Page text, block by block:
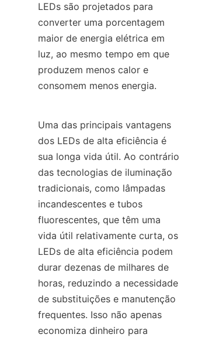
LEDs são projetados para
converter uma porcentagem
maior de energia elétrica em
luz, ao mesmo tempo em que
produzem menos calor e
consomem menos energia.
Uma das principais vantagens
dos LEDs de alta eficiência é
sua longa vida útil. Ao contrário
das tecnologias de iluminação
tradicionais, como lâmpadas
incandescentes e tubos
fluorescentes, que têm uma
vida útil relativamente curta, os
LEDs de alta eficiência podem
durar dezenas de milhares de
horas, reduzindo a necessidade
de substituições e manutenção
frequentes. Isso não apenas
economiza dinheiro para